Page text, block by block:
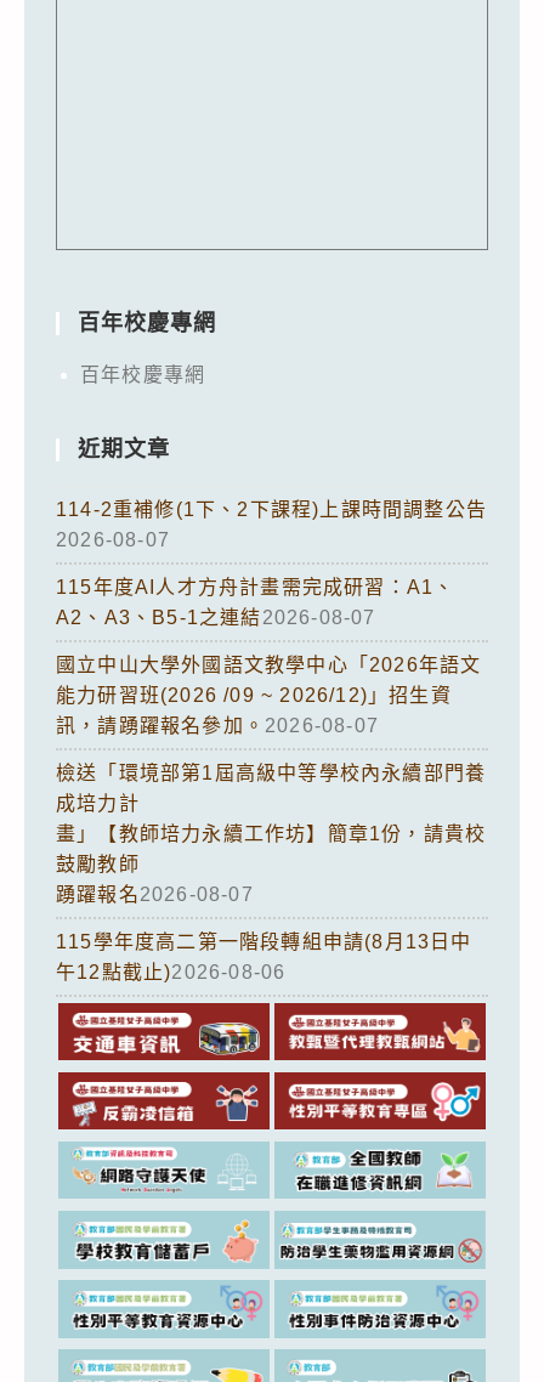
百年校慶專網
百年校慶專網
近期文章
114-2重補修(1下、2下課程)上課時間調整公告
2026-08-07
115年度AI人才方舟計畫需完成研習：A1、
A2、A3、B5-1之連結2026-08-07
國立中山大學外國語文教學中心「2026年語文
能力研習班(2026 /09 ~ 2026/12)」招生資
訊，請踴躍報名參加。 2026-08-07
檢送「環境部第1屆高級中等學校內永續部門養
成培力計
畫」【教師培力永續工作坊】簡章1份，請貴校
鼓勵教師
踴躍報名2026-08-07
115學年度高二第一階段轉組申請(8月13日中
午12點截止)2026-08-06